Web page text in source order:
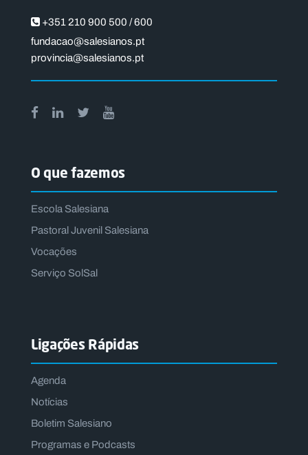
+351 210 900 500 / 600
fundacao@salesianos.pt
provincia@salesianos.pt
O que fazemos
Escola Salesiana
Pastoral Juvenil Salesiana
Vocações
Serviço SolSal
Ligações Rápidas
Agenda
Notícias
Boletim Salesiano
Programas e Podcasts